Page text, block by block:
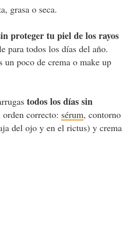
grasa o seca.
proteger tu piel de los rayos
para todos los días del año.
un poco de crema o make up
todos los días sin
correcto: sérum, contorno
del ojo y en el rictus) y crema